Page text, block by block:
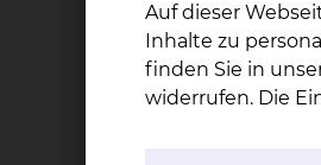
Christine Wolnik,
und Herren im skbs,
für die Kinder
Auf dieser
Inhalte zu
finden Sie in
widerrufen. Die